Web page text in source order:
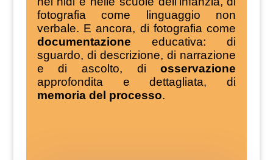
fotografia come linguaggio non
verbale. E ancora, di fotografia come
documentazione educativa: di
sguardo, di descrizione, di narrazione
e di ascolto, diosservazione
approfondita e dettagliata, di
memoria del processo.